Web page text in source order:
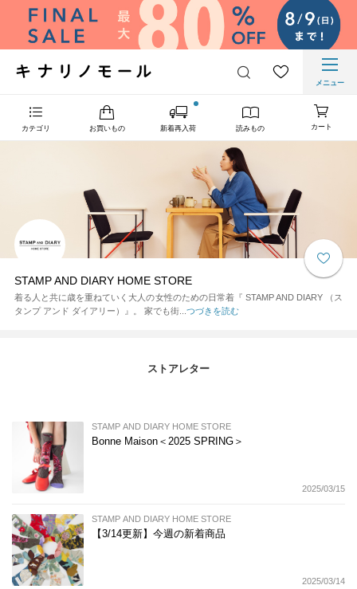
メニュー
カテゴリ お買いもの 新着再入荷 読みもの カート
STAMP AND DIARY HOME STORE
着る人と共に歳を重ねていく大人の女性のための日常着『 STAMP AND DIARY （ス
タンプ アンド ダイアリー）』。 家でも街... つづきを読む
ストアレター
STAMP AND DIARY HOME STORE
Bonne Maison＜2025 SPRING＞
2025/03/15
STAMP AND DIARY HOME STORE
【3/14更新】今週の新着商品
2025/03/14